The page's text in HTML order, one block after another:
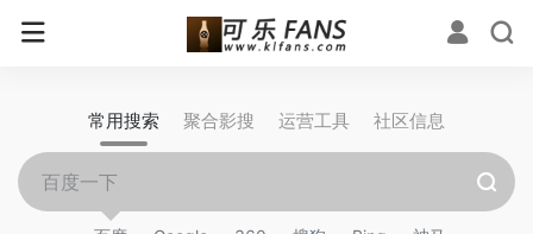
常用搜索 聚合影搜 运营工具 社区信息